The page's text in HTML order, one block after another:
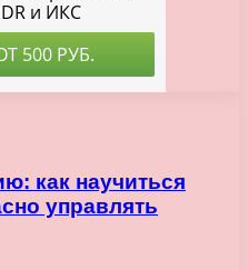
как научиться
управлять